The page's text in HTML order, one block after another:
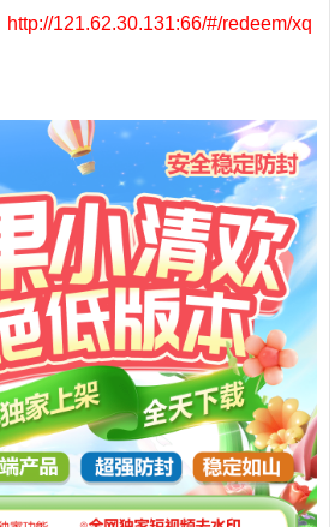
http://121.62.30.131:66/#/redeem/xq